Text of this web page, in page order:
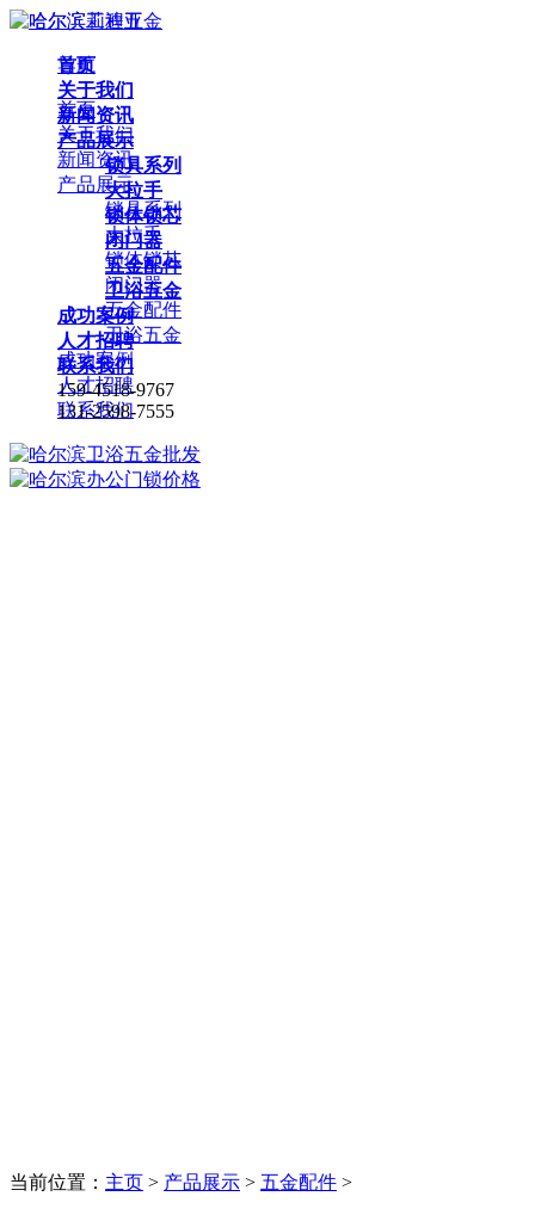
首页
关于我们
新闻资讯
产品展示
锁具系列
大拉手
锁体锁芯
闭门器
五金配件
卫浴五金
成功案例
人才招聘
联系我们
159-4518-9767
131-2598-7555
导航
首页
关于我们
新闻资讯
产品展示
锁具系列
大拉手
锁体锁芯
闭门器
五金配件
卫浴五金
成功案例
人才招聘
联系我们
当前位置： 主页 > 产品展示 > 五金配件 >